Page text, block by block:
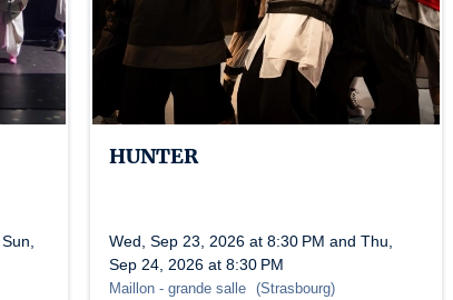
HUNTER
Wed, Sep 23, 2026 at 8:30 PM and Thu,
Sep 24, 2026 at 8:30 PM
Maillon - grande salle (Strasbourg)